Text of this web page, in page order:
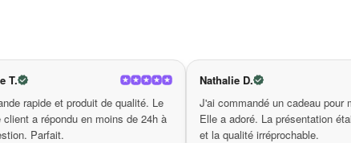
briller dans la foule. Avec lesac à
à la modeettendance. N’attendez plus,
qualité. Le
de 24h à
Nathalie D.
J'ai commandé un cadeau pour ma mère.
Elle a adoré. La présentation était soignée
et la qualité irréprochable.